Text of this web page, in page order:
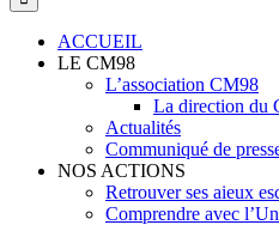
ACCUEIL
LE CM98
L’association CM98
La direction du
Actualités
Communiqué de
NOS ACTIONS
Retrouver ses aieux
Comprendre avec